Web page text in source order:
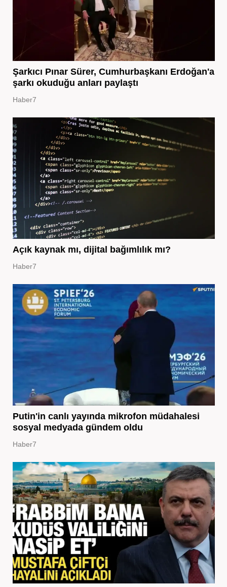
Şarkıcı Pınar Sürer, Cumhurbaşkanı Erdoğan'a
şarkı okuduğu anları paylaştı
Haber7
Açık kaynak mı, dijital bağımlılık mı?
Haber7
Putin'in canlı yayında mikrofon müdahalesi
sosyal medyada gündem oldu
Haber7